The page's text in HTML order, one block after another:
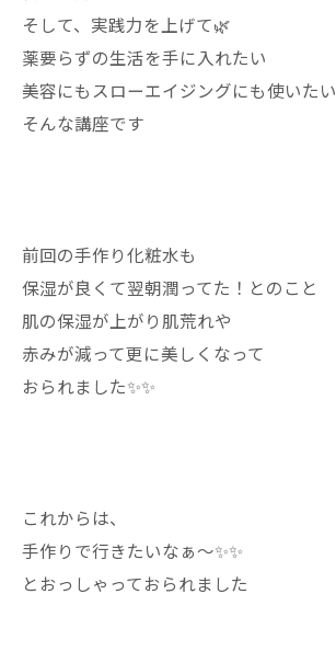
そして、実践力を上げて🌿
薬要らずの生活を手に入れたい
美容にもスローエイジングにも使いたい
そんな講座です
前回の手作り化粧水も
保湿が良くて翌朝潤ってた！とのこと
肌の保湿が上がり肌荒れや
赤みが減って更に美しくなって
おられました✨✨
これからは、
手作りで行きたいなぁ〜✨✨
とおっしゃっておられました